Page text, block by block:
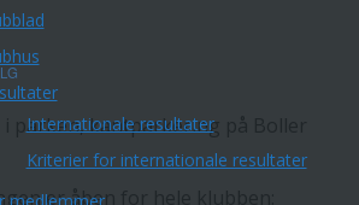
Internationale resultater
Kriterier for internationale resultater
i parken, kantparkering på Boller
er åben for hele klubben: